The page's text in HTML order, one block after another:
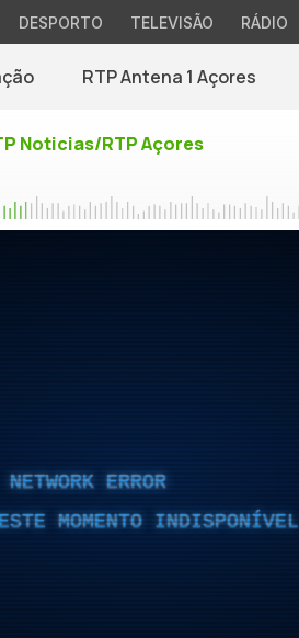
DESPORTO TELEVISÃO RÁDIO
RTP Antena 1 Açores
Noticias/RTP Açores
ERROR
MOMENTO INDISPONÍVEL